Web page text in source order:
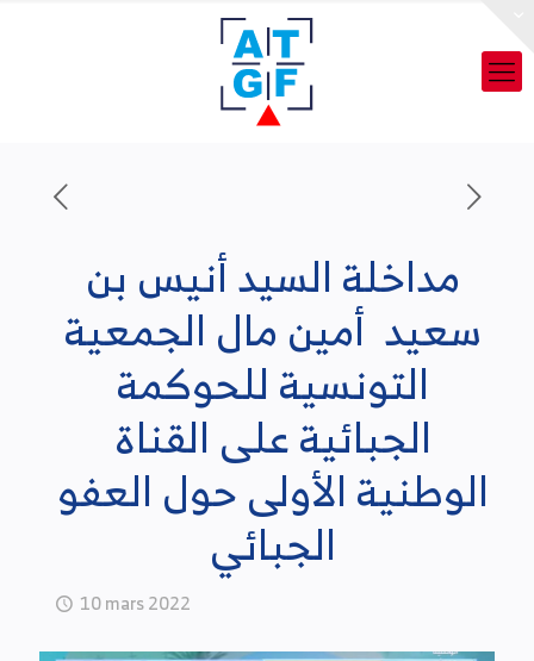
مداخلة السيد أنيس بن
سعيد أمين مال الجمعية
التونسية للحوكمة
الجبائية على القناة
الوطنية الأولى حول العفو
الجبائي
10 mars 2022